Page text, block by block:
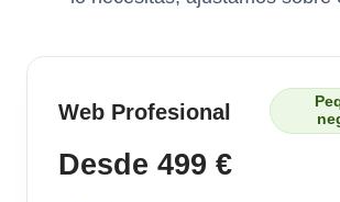
Web Profesional
Desde 499 €